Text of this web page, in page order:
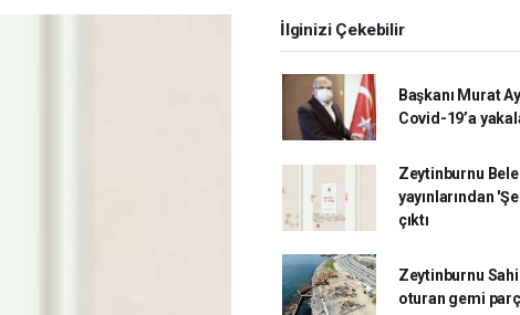
İlginizi Çekebilir
Başkanı Murat
Covid-19’a
Zeytinburnu
yayınlarından
çıktı
Zeytinburnu
oturan gemi